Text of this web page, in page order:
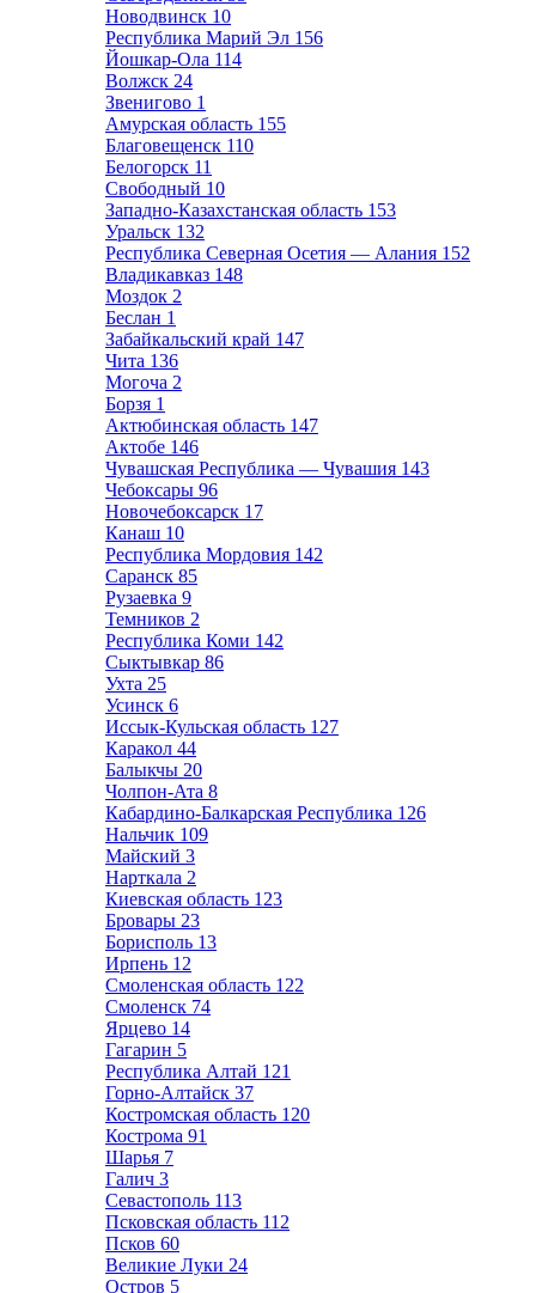
Новодвинск 10
Республика Марий Эл 156
Йошкар-Ола 114
Волжск 24
Звенигово 1
Амурская область 155
Благовещенск 110
Белогорск 11
Свободный 10
Западно-Казахстанская область 153
Уральск 132
Республика Северная Осетия — Алания 152
Владикавказ 148
Моздок 2
Беслан 1
Забайкальский край 147
Чита 136
Могоча 2
Борзя 1
Актюбинская область 147
Актобе 146
Чувашская Республика — Чувашия 143
Чебоксары 96
Новочебоксарск 17
Канаш 10
Республика Мордовия 142
Саранск 85
Рузаевка 9
Темников 2
Республика Коми 142
Сыктывкар 86
Ухта 25
Усинск 6
Иссык-Кульская область 127
Каракол 44
Балыкчы 20
Чолпон-Ата 8
Кабардино-Балкарская Республика 126
Нальчик 109
Майский 3
Нарткала 2
Киевская область 123
Бровары 23
Борисполь 13
Ирпень 12
Смоленская область 122
Смоленск 74
Ярцево 14
Гагарин 5
Республика Алтай 121
Горно-Алтайск 37
Костромская область 120
Кострома 91
Шарья 7
Галич 3
Севастополь 113
Псковская область 112
Псков 60
Великие Луки 24
Остров 5